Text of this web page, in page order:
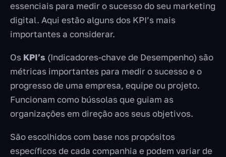
essenciais para medir o sucesso do seu marketing
digital. Aqui estão alguns dos KPI’s mais
importantes a considerar.
Os KPI’s (Indicadores-chave de Desempenho) são
métricas importantes para medir o sucesso e o
progresso de uma empresa, equipe ou projeto.
Funcionam como bússolas que guiam as
organizações em direção aos seus objetivos.
São escolhidos com base nos propósitos
específicos de cada companhia e podem variar de